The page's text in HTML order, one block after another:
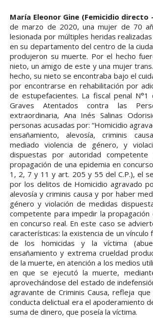
María Eleonor Gine (Femicidio directo
de marzo de 2020, una mujer de 70
lesionada por múltiples heridas
en su departamento del centro de la
produjeron su muerte. Por el hecho
nieto, un amigo de este y una mujer
hecho, su nieto se encontraba bajo el
por encontrarse en rehabilitación por
de estupefacientes. La fiscal penal
Graves Atentados contra las
extraordinaria, Ana Inés Salinas
personas acusadas por: “Homicidio
ensañamiento, alevosía, criminis
mediado violencia de género, y
dispuestas por autoridad competente
propagación de una epidemia en
1, 2, 7 y 11 y art. 205 y 55 del C.P.), el
por los delitos de Homicidio agravado
alevosía y criminis causa y por haber
género y violación de medidas
competente para impedir la propagación
en concurso real. En este caso se
características: la existencia de un vínculo
de los homicidas y la víctima
ensañamiento y extrema crueldad
de la muerte, en atención a los medios
en que se ejecutó la muerte,
aprovechándose del estado de
agravante de Criminis Causa, refleja
conducta delictual era el apoderamiento
suma de dinero, que poseía la víctima.